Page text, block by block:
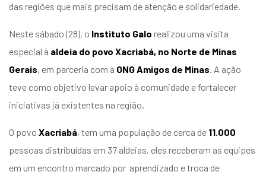
das regiões que mais precisam de atenção e solidariedade.
Neste sábado (28), o Instituto Galo realizou uma visita
especial à aldeia do povo Xacriabá, no Norte de Minas
Gerais, em parceria com a ONG Amigos de Minas. A ação
teve como objetivo levar apoio à comunidade e fortalecer
iniciativas já existentes na região.
O povo Xacriabá, tem uma população de cerca de 11.000
pessoas distribuídas em 37 aldeias, eles receberam as equipes
em um encontro marcado por aprendizado e troca de